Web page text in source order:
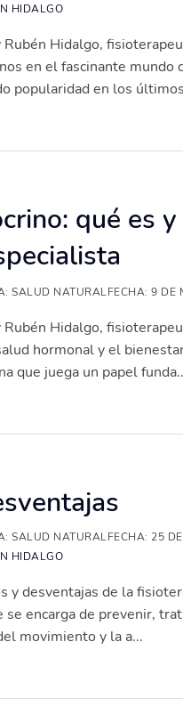
HIDALGO
Rubén Hidalgo,
en el fascinante mundo
popularidad en los
qué es
SALUD NATURALFECHA:9 DE
Rubén Hidalgo,
hormonal y el
que juega un papel
SALUD NATURALFECHA: 25
HIDALGO
y desventajas de la
se encarga de prevenir,
movimiento y la a...